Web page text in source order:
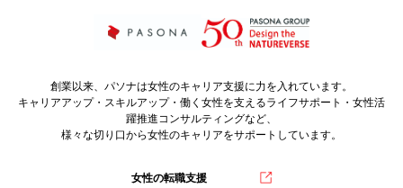
創業以来、パソナは女性のキャリア支援に力を入れています。
キャリアアップ・スキルアップ・働く女性を支えるライフサポート・女性活
躍推進コンサルティングなど、
様々な切り口から女性のキャリアをサポートしています。
女性の転職支援